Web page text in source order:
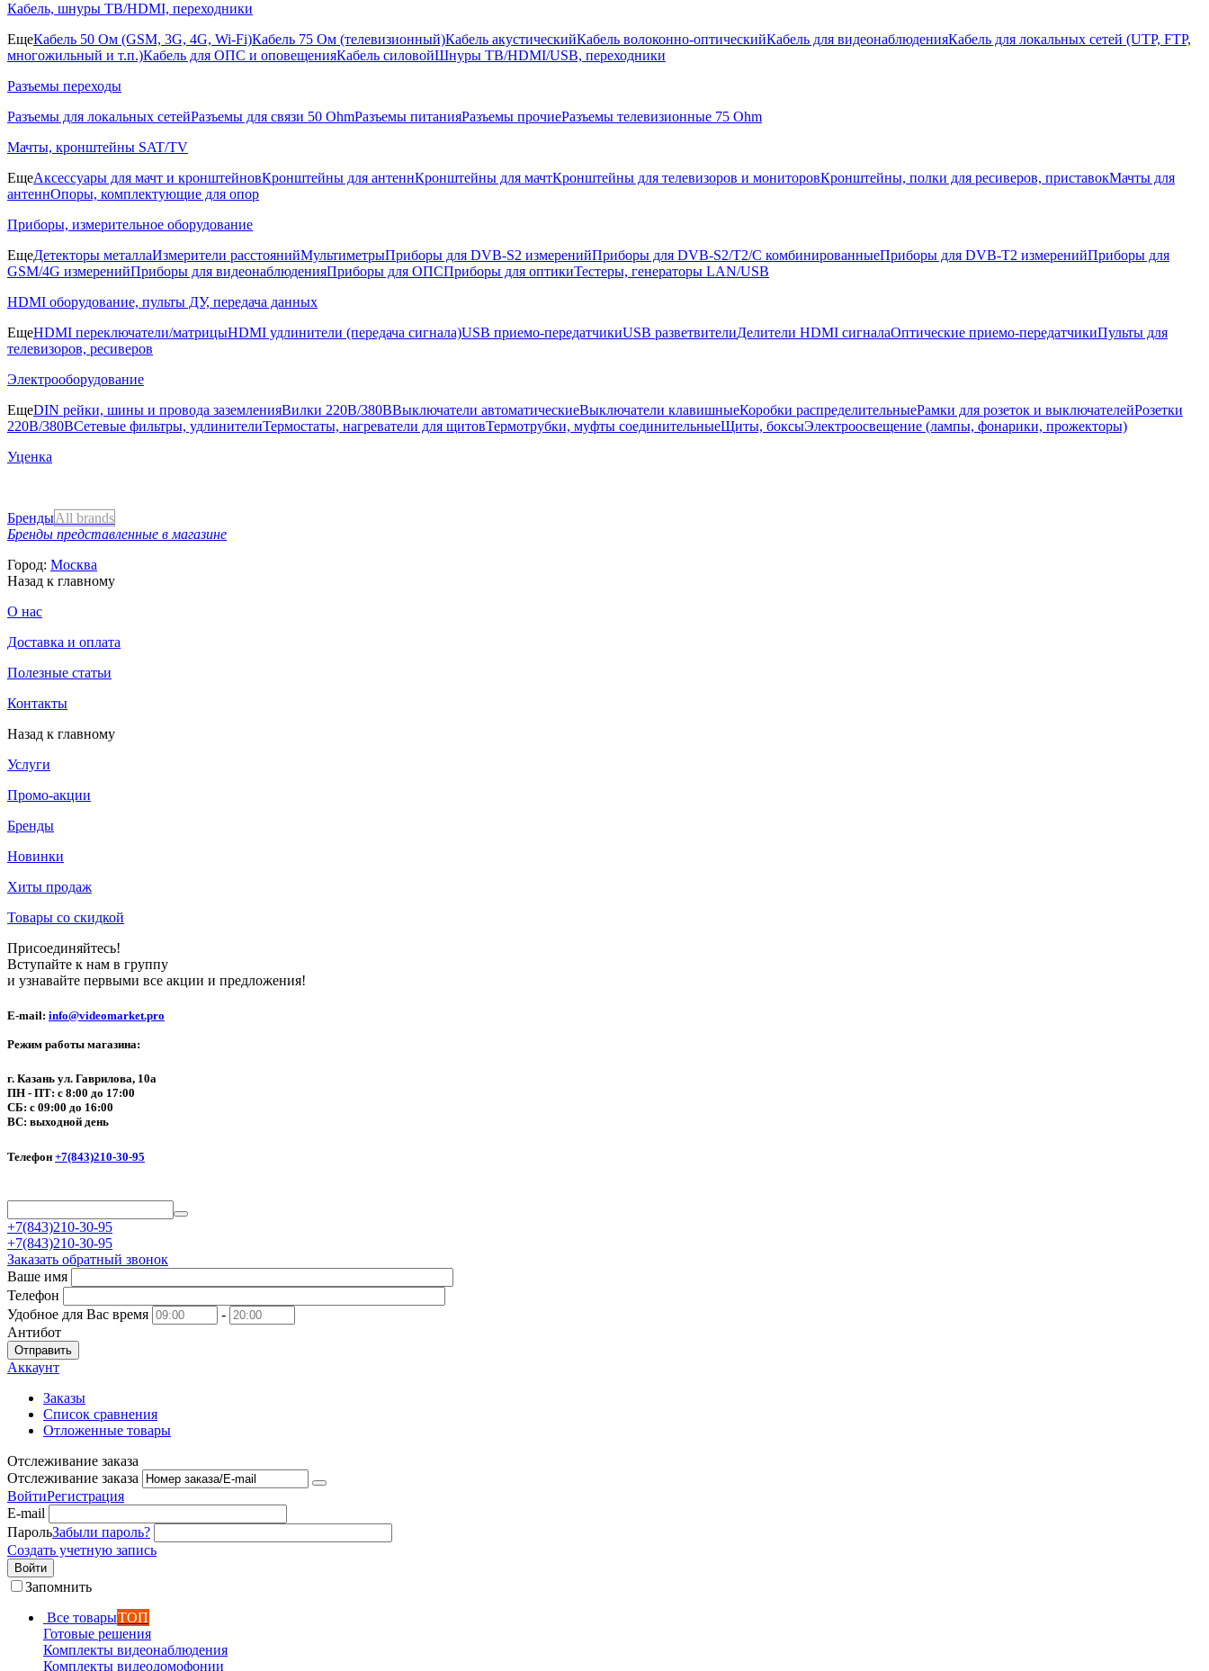
Кабель, шнуры ТВ/HDMI, переходники
ЕщеКабель 50 Ом (GSM, 3G, 4G, Wi-Fi)Кабель 75 Ом (телевизионный)Кабель акустическийКабель волоконно-оптическийКабель для видеонаблюденияКабель для локальных сетей (UTP, FTP,
многожильный и т.п.)Кабель для ОПС и оповещенияКабель силовойШнуры ТВ/HDMI/USB, переходники
Разъемы переходы
Разъемы для локальных сетейРазъемы для связи 50 OhmРазъемы питанияРазъемы прочиеРазъемы телевизионные 75 Ohm
Мачты, кронштейны SAT/TV
ЕщеАксессуары для мачт и кронштейновКронштейны для антеннКронштейны для мачтКронштейны для телевизоров и мониторовКронштейны, полки для ресиверов, приставокМачты для
антеннОпоры, комплектующие для опор
Приборы, измерительное оборудование
ЕщеДетекторы металлаИзмерители расстоянийМультиметрыПриборы для DVB-S2 измеренийПриборы для DVB-S2/T2/C комбинированныеПриборы для DVB-T2 измеренийПриборы для
GSM/4G измеренийПриборы для видеонаблюденияПриборы для ОПСПриборы для оптикиТестеры, генераторы LAN/USB
HDMI оборудование, пульты ДУ, передача данных
ЕщеHDMI переключатели/матрицыHDMI удлинители (передача сигнала)USB приемо-передатчикиUSB разветвителиДелители HDMI сигналаОптические приемо-передатчикиПульты для
телевизоров, ресиверов
Электрооборудование
ЕщеDIN рейки, шины и провода заземленияВилки 220В/380ВВыключатели автоматическиеВыключатели клавишныеКоробки распределительныеРамки для розеток и выключателейРозетки
220В/380ВСетевые фильтры, удлинителиТермостаты, нагреватели для щитовТермотрубки, муфты соединительныеЩиты, боксыЭлектроосвещение (лампы, фонарики, прожекторы)
Уценка
БрендыAll brands
Бренды представленные в магазине
Город: Москва
Назад к главному
О нас
Доставка и оплата
Полезные статьи
Контакты
Назад к главному
Услуги
Промо-акции
Бренды
Новинки
Хиты продаж
Товары со скидкой
Присоединяйтесь!
Вступайте к нам в группу
и узнавайте первыми все акции и предложения!
E-mail: info@videomarket.pro
Режим работы магазина:
г. Казань ул. Гаврилова, 10а
ПН - ПТ: с 8:00 до 17:00
СБ: с 09:00 до 16:00
ВС: выходной день
Телефон +7(843)210-30-95
+7(843)210-30-95
+7(843)210-30-95
Заказать обратный звонок
Ваше имя
Телефон
Удобное для Вас время
-
Антибот
Отправить
Аккаунт
Заказы
Список сравнения
Отложенные товары
Отслеживание заказа
Отслеживание заказа
ВойтиРегистрация
E-mail
ПарольЗабыли пароль?
Создать учетную запись
Войти
Запомнить
Все товарыТОП
Готовые решения
Комплекты видеонаблюдения
Комплекты видеодомофонии